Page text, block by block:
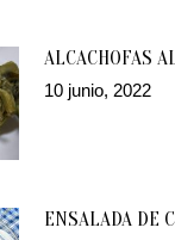
ALCACHOFAS
10 junio, 2022
ENSALADA DE